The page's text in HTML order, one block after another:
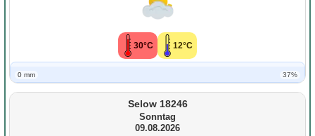
30°C 12°C
0 mm 37%
Selow 18246
Sonntag
09.08.2026